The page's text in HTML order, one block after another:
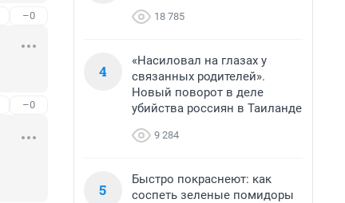
–0
–0
18 785
4
«Насиловал на глазах у
связанных родителей».
Новый поворот в деле
убийства россиян в Таиланде
9 284
5
Быстро покраснеют: как
соспеть зеленые помидоры